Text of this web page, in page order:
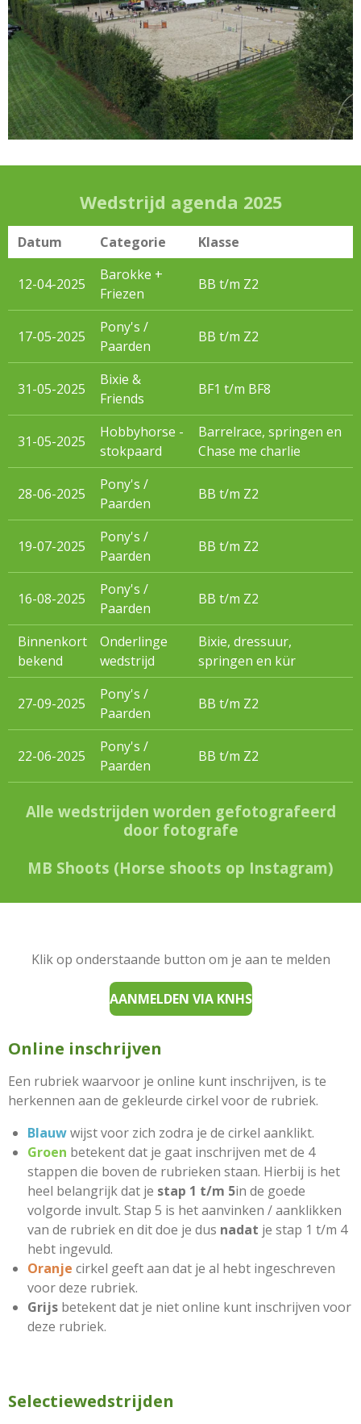
Wedstrijd agenda 2025
Datum Categorie Klasse
12-04-2025
Barokke +
Friezen
BB t/m Z2
17-05-2025
Pony's /
Paarden
BB t/m Z2
31-05-2025
Bixie &
Friends
BF1 t/m BF8
31-05-2025
Hobbyhorse -
stokpaard
Barrelrace, springen en
Chase me charlie
28-06-2025
Pony's /
Paarden
BB t/m Z2
19-07-2025
Pony's /
Paarden
BB t/m Z2
16-08-2025
Pony's /
Paarden
BB t/m Z2
Binnenkort
bekend
Onderlinge
wedstrijd
Bixie, dressuur,
springen en kür
27-09-2025
Pony's /
Paarden
BB t/m Z2
22-06-2025
Pony's /
Paarden
BB t/m Z2
Alle wedstrijden worden gefotografeerd
door fotografe
MB Shoots (Horse shoots op Instagram)
Klik op onderstaande button om je aan te melden
AANMELDEN VIA KNHS
Online inschrijven
Een rubriek waarvoor je online kunt inschrijven, is te
herkennen aan de gekleurde cirkel voor de rubriek.
Blauwwijst voor zich zodra je de cirkel aanklikt.
Groen betekent dat je gaat inschrijven met de 4
stappen die boven de rubrieken staan. Hierbij is het
heel belangrijk dat je stap 1 t/m 5in de goede
volgorde invult. Stap 5 is het aanvinken / aanklikken
van de rubriek en dit doe je dus nadat je stap 1 t/m 4
hebt ingevuld.
Oranje cirkel geeft aan dat je al hebt ingeschreven
voor deze rubriek.
Grijs betekent dat je niet online kunt inschrijven voor
deze rubriek.
Selectiewedstrijden